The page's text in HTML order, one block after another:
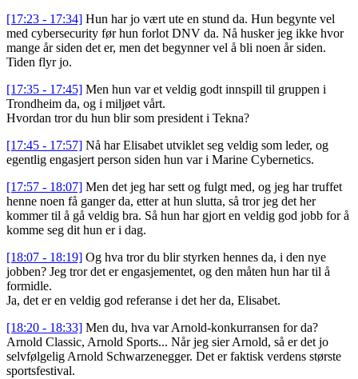
[17:23 - 17:34] Hun har jo vært ute en stund da. Hun begynte vel
med cybersecurity før hun forlot DNV da. Nå husker jeg ikke hvor
mange år siden det er, men det begynner vel å bli noen år siden.
Tiden flyr jo.
[17:35 - 17:45] Men hun var et veldig godt innspill til gruppen i
Trondheim da, og i miljøet vårt.
Hvordan tror du hun blir som president i Tekna?
[17:45 - 17:57] Nå har Elisabet utviklet seg veldig som leder, og
egentlig engasjert person siden hun var i Marine Cybernetics.
[17:57 - 18:07] Men det jeg har sett og fulgt med, og jeg har truffet
henne noen få ganger da, etter at hun slutta, så tror jeg det her
kommer til å gå veldig bra. Så hun har gjort en veldig god jobb for å
komme seg dit hun er i dag.
[18:07 - 18:19] Og hva tror du blir styrken hennes da, i den nye
jobben? Jeg tror det er engasjementet, og den måten hun har til å
formidle.
Ja, det er en veldig god referanse i det her da, Elisabet.
[18:20 - 18:33] Men du, hva var Arnold-konkurransen for da?
Arnold Classic, Arnold Sports... Når jeg sier Arnold, så er det jo
selvfølgelig Arnold Schwarzenegger. Det er faktisk verdens største
sportsfestival.